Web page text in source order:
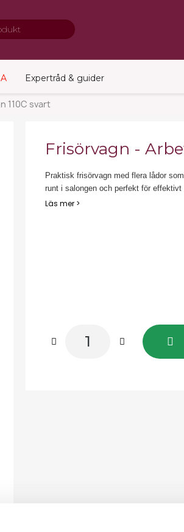
Expertråd & guider
110C svart
Frisörvagn -
Praktisk frisörvagn med flera lådor
runt i salongen och perfekt för effektivt
Läs mer >